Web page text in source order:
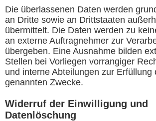
Die überlassenen Daten werden
an Dritte sowie an Drittstaaten
übermittelt. Die Daten werden zu
an externe Auftragnehmer zur
übergeben. Eine Ausnahme bilden
Stellen bei Vorliegen vorrangiger
und interne Abteilungen zur Erfüllung
genannten Zwecke.
Widerruf der Einwilligung und
Datenlöschung